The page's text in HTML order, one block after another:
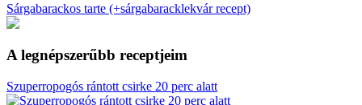
Sárgabarackos tarte (+sárgabaracklekvár recept)
A legnépszerűbb receptjeim
Szuperropogós rántott csirke 20 perc alatt